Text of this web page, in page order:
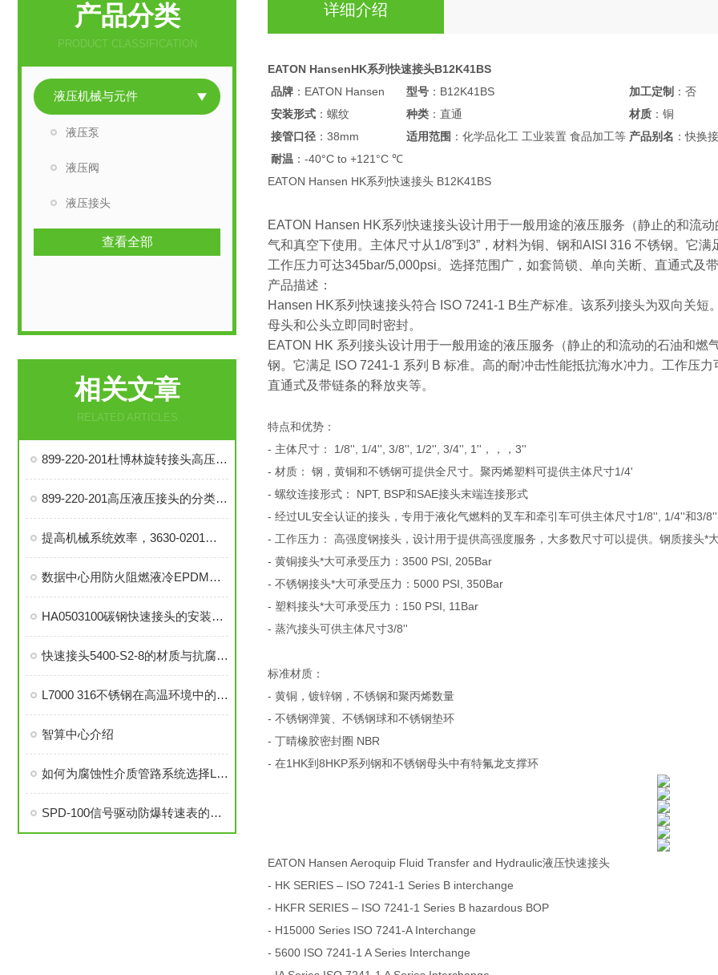
产品分类
PRODUCT CLASSIFICATION
液压机械与元件
液压泵
液压阀
液压接头
查看全部
相关文章
RELATED ARTICLES
899-220-201杜博林旋转接头高压液压接头的安装、调试与维护技巧
899-220-201高压液压接头的分类和注意事项
提高机械系统效率，3630-0201旋转接头的优势分析
数据中心用防火阻燃液冷EPDM橡胶软管-UL94 V0认证
HA0503100碳钢快速接头的安装与维护指南
快速接头5400-S2-8的材质与抗腐蚀性探讨
L7000 316不锈钢在高温环境中的应用与性能分析
智算中心介绍
如何为腐蚀性介质管路系统选择L7000 316不锈钢部件？
SPD-100信号驱动防爆转速表的安装与调试步骤详解
详细介绍
EATON HansenHK系列快速接头B12K41BS
品牌 ：EATON Hansen 型号 ：B12K41BS 加工定制 ：否
安装形式 ：螺纹 种类 ：直通 材质 ：铜
接管口径 ：38mm 适用范围 ：化学品化工 工业装置 食品加工等 产品别名 ：快换
耐温 ：-40°C to +121°C ℃
EATON Hansen HK系列快速接头 B12K41BS
EATON Hansen HK系列快速接头设计用于一般用途的液压服务（静止的和流
气和真空下使用。主体尺寸从1/8”到3”，材料为铜、钢和AISI 316 不锈钢。它
工作压力可达345bar/5,000psi。选择范围广，如套筒锁、单向关断、直通式及带
产品描述：
Hansen HK系列快速接头符合 ISO 7241-1 B生产标准。该系列接头为双向关
母头和公头立即同时密封。
EATON HK 系列接头设计用于一般用途的液压服务（静止的和流动的石油和燃
钢。它满足 ISO 7241-1 系列 B 标准。高的耐冲击性能抵抗海水冲力。工作压
直通式及带链条的释放夹等。
特点和优势：
- 主体尺寸： 1/8'', 1/4'', 3/8'', 1/2'', 3/4'', 1''，，，3''
- 材质： 钢，黄铜和不锈钢可提供全尺寸。聚丙烯塑料可提供主体尺寸1/4'
- 螺纹连接形式： NPT, BSP和SAE接头末端连接形式
- 经过UL安全认证的接头，专用于液化气燃料的叉车和牵引车可供主体尺寸1/8'', 1/4''和3/8''
- 工作压力： 高强度钢接头，设计用于提供高强度服务，大多数尺寸可以提供。钢质接头*
- 黄铜接头*大可承受压力：3500 PSI, 205Bar
- 不锈钢接头*大可承受压力：5000 PSI, 350Bar
- 塑料接头*大可承受压力：150 PSI, 11Bar
- 蒸汽接头可供主体尺寸3/8''
标准材质：
- 黄铜，镀锌钢，不锈钢和聚丙烯数量
- 不锈钢弹簧、不锈钢球和不锈钢垫环
- 丁晴橡胶密封圈 NBR
- 在1HK到8HKP系列钢和不锈钢母头中有特氟龙支撑环
EATON Hansen Aeroquip Fluid Transfer and Hydraulic液压快速接头
- HK SERIES – ISO 7241-1 Series B interchange
- HKFR SERIES – ISO 7241-1 Series B hazardous BOP
- H15000 Series ISO 7241-A Interchange
- 5600 ISO 7241-1 A Series Interchange